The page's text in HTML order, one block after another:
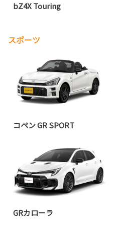
bZ4X Touring
スポーツ
コペン GR SPORT
GRカローラ